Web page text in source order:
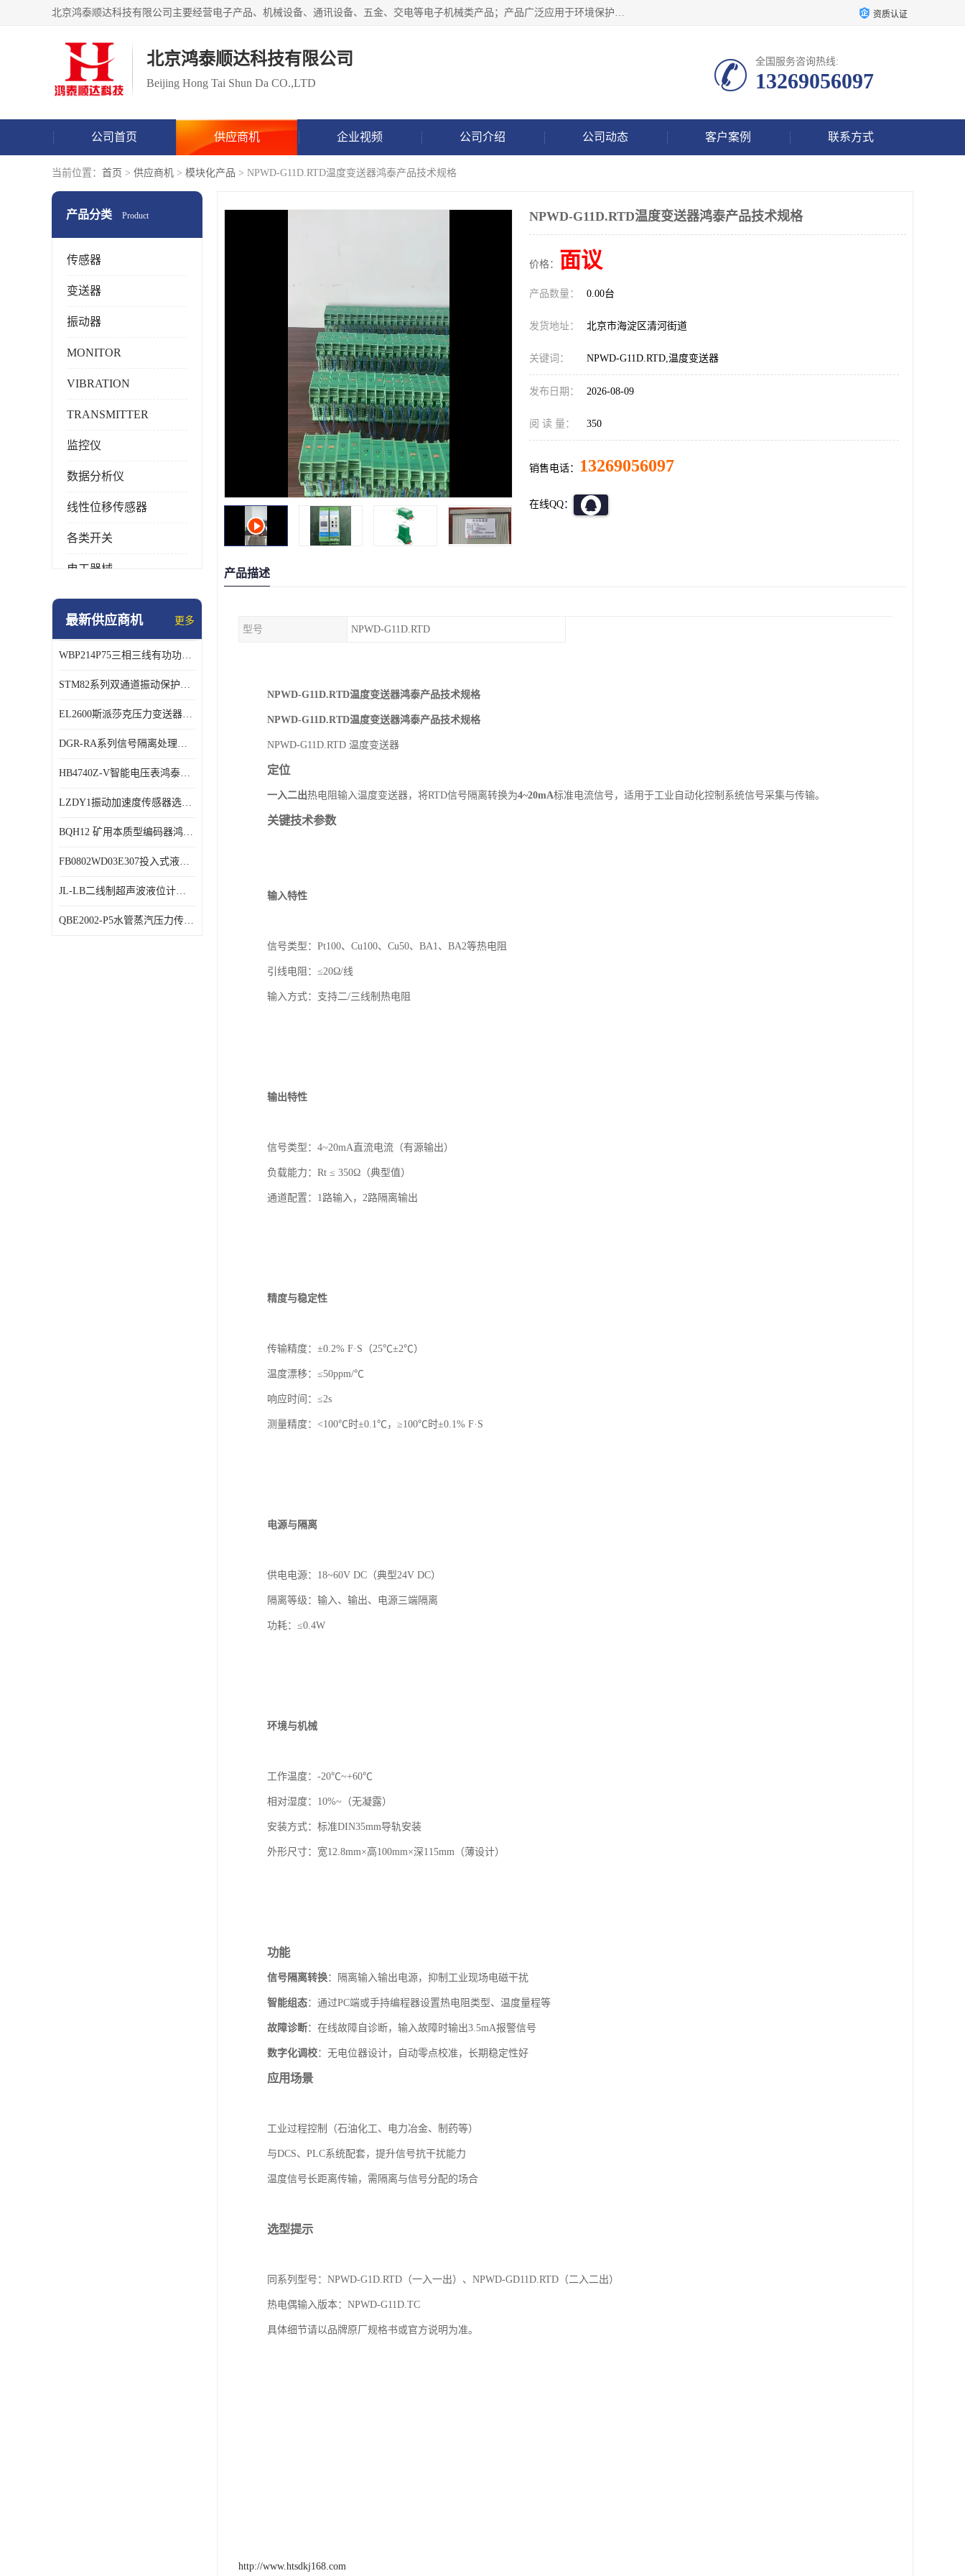
北京鸿泰顺达科技有限公司主要经营电子产品、机械设备、通讯设备、五金、交电等电子机械类产品；产品广泛应用于环境保护、石油化工、电力电子、冶金建筑、煤炭、农业、卫生防疫、教育科研等行业。并成功的与各地环境监测站、污水处理厂、卷烟厂、电厂、高校、科学院所、卫生防疫部门、煤矿、石化厂等用户建立了密切的合作关系。 资质认证
北京鸿泰顺达科技有限公司
Beijing Hong Tai Shun Da CO.,LTD
全国服务咨询热线:
13269056097
公司首页 供应商机 企业视频 公司介绍 公司动态 客户案例 联系方式
当前位置： 首页 > 供应商机 > 模块化产品 > NPWD-G11D.RTD温度变送器鸿泰产品技术规格
产品分类 Product
传感器
变送器
振动器
MONITOR
VIBRATION
TRANSMITTER
监控仪
数据分析仪
线性位移传感器
各类开关
电工器械
模块化产品
特殊用处传感器
特殊用途变送器
最新供应商机 更多
WBP214P75三相三线有功功率传感器鸿泰顺达产品稳定性好
STM82系列双通道振动保护表鸿泰产品技术规格
EL2600斯派莎克压力变送器技术规格
DGR-RA系列信号隔离处理器鸿泰产品技术规格
HB4740Z-V智能电压表鸿泰产品外形美观大方
LZDY1振动加速度传感器选型资料
BQH12 矿用本质型编码器鸿泰产品实物展示
FB0802WD03E307投入式液位计鸿泰产品选型参数
JL-LB二线制超声波液位计鸿泰产品外形美观大方
QBE2002-P5水管蒸汽压力传感器西门子产品技术规格
NPWD-G11D.RTD温度变送器鸿泰产品技术规格
价格： 面议
产品数量： 0.00台
发货地址： 北京市海淀区清河街道
关键词： NPWD-G11D.RTD,温度变送器
发布日期： 2026-08-09
阅 读 量： 350
销售电话： 13269056097
在线QQ：
产品描述
型号 NPWD-G11D.RTD
NPWD-G11D.RTD温度变送器鸿泰产品技术规格
NPWD-G11D.RTD温度变送器鸿泰产品技术规格
NPWD-G11D.RTD 温度变送器
定位
一入二出热电阻输入温度变送器，将RTD信号隔离转换为4~20mA标准电流信号，适用于工业自动化控制系统信号采集与传输。
关键技术参数
输入特性
信号类型：Pt100、Cu100、Cu50、BA1、BA2等热电阻
引线电阻：≤20Ω/线
输入方式：支持二/三线制热电阻
输出特性
信号类型：4~20mA直流电流（有源输出）
负载能力：Rt ≤ 350Ω（典型值）
通道配置：1路输入，2路隔离输出
精度与稳定性
传输精度：±0.2% F·S（25℃±2℃）
温度漂移：≤50ppm/℃
响应时间：≤2s
测量精度：<100℃时±0.1℃，≥100℃时±0.1% F·S
电源与隔离
供电电源：18~60V DC（典型24V DC）
隔离等级：输入、输出、电源三端隔离
功耗：≤0.4W
环境与机械
工作温度：-20℃~+60℃
相对湿度：10%~（无凝露）
安装方式：标准DIN35mm导轨安装
外形尺寸：宽12.8mm×高100mm×深115mm（薄设计）
功能
信号隔离转换：隔离输入输出电源，抑制工业现场电磁干扰
智能组态：通过PC端或手持编程器设置热电阻类型、温度量程等
故障诊断：在线故障自诊断，输入故障时输出3.5mA报警信号
数字化调校：无电位器设计，自动零点校准，长期稳定性好
应用场景
工业过程控制（石油化工、电力冶金、制药等）
与DCS、PLC系统配套，提升信号抗干扰能力
温度信号长距离传输，需隔离与信号分配的场合
选型提示
同系列型号：NPWD-G1D.RTD（一入一出）、NPWD-GD11D.RTD（二入二出）
热电偶输入版本：NPWD-G11D.TC
具体细节请以品牌原厂规格书或官方说明为准。
http://www.htsdkj168.com